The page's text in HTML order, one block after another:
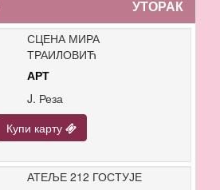
УТОРАК
СЦЕНА МИРА
ТРАИЛОВИЋ
АРТ
J. Реза
Купи карту
АТЕЉЕ 212 ГОСТУЈЕ